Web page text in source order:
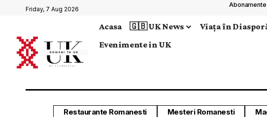
Friday, 7 Aug 2026
Abonamente
Acasa 🇬🇧 UK News Viața în
Evenimente in UK
Mesteri Romanesti
Restaurante Romanesti